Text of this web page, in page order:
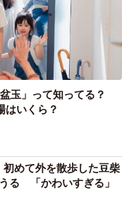
玉」って知ってる？
はいくら？
初めて外を散歩した豆柴
る 「かわいすぎる」